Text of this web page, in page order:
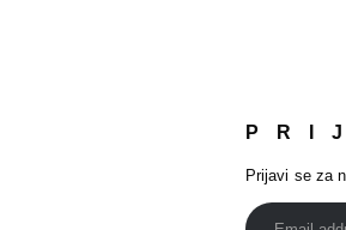
Prijavi se za